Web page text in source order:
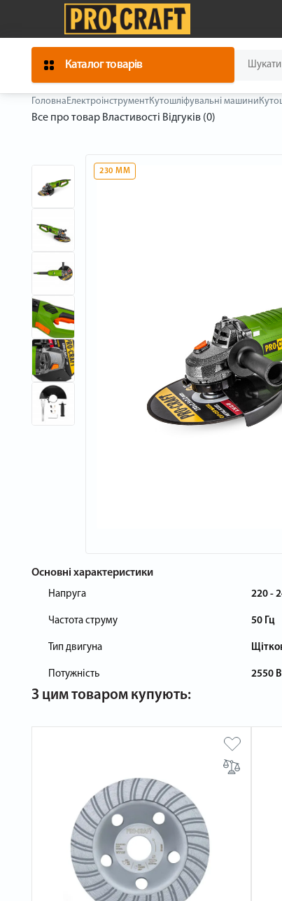
Каталог товарів
ГоловнаЕлектроінструментКутошліфувальні машини
Все про товар Властивості Відгуків (0)
230 ММ
Основні характеристики
Напруга 220 -
Частота струму 50 Гц
Тип двигуна
Потужність 2550
З цим товаром купують: